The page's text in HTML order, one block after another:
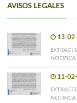
AVISOS LEGALES
13-
11-